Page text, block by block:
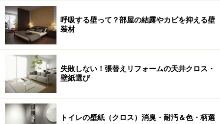
呼吸する壁って？部屋の結露やカビを抑える壁
装材
失敗しない！張替えリフォームの天井クロス・
壁紙選び
トイレの壁紙（クロス）消臭・耐汚＆色・柄選